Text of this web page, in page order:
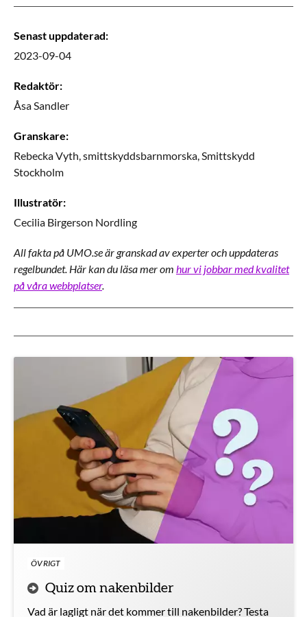
Senast uppdaterad:
2023-09-04
Redaktör:
Åsa Sandler
Granskare:
RebeckaVyth, smittskyddsbarnmorska, Smittskydd
Stockholm
Illustratör:
Cecilia Birgerson Nordling
All fakta på UMO.se är granskad av experter och uppdateras
regelbundet. Här kan du läsa mer om hur vi jobbar med kvalitet
på våra webbplatser.
ÖVRIGT
Quiz om nakenbilder
Vad är lagligt när det kommer till nakenbilder? Testa